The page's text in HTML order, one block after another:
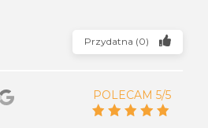
Przydatna (0)
POLECAM 5/5